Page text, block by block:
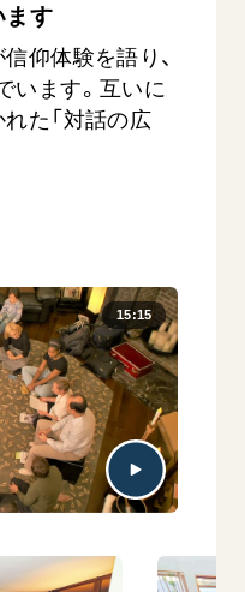
ます
仰体験を語り、
います。互いに
た「対話の広
15:15